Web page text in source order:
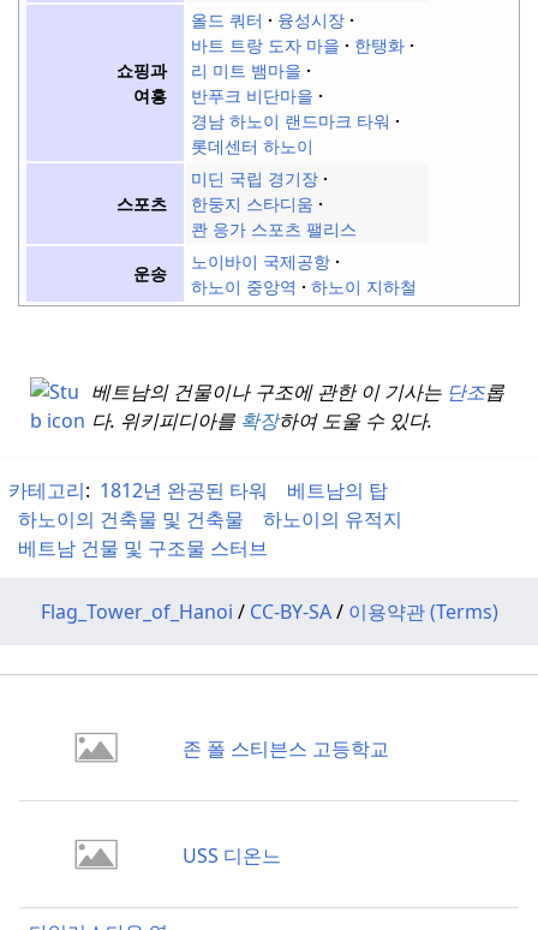
쇼핑과
여흥
올드 쿼터
융성시장
바트 트랑 도자 마을
한탱화
리 미트 뱀마을
반푸크 비단마을
경남 하노이 랜드마크 타워
롯데센터 하노이
스포츠
미딘 국립 경기장
한둥지 스타디움
콴 응가 스포츠 팰리스
운송
노이바이 국제공항
하노이 중앙역
하노이 지하철
베트남의 건물이나 구조에 관한 이 기사는 단조롭
다. 위키피디아를 확장하여 도울 수 있다.
카테고리: 1812년 완공된 타워
베트남의 탑
하노이의 건축물 및 건축물
하노이의 유적지
베트남 건물 및 구조물 스터브
Flag_Tower_of_Hanoi / CC-BY-SA/ 이용약관 (Terms)
존 폴 스티븐스 고등학교
USS 디온느